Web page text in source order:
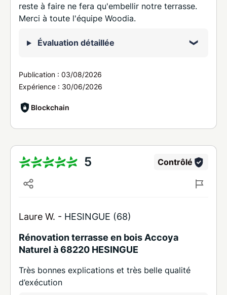
reste à faire ne fera qu'embellir notre terrasse.
Merci à toute l'équipe Woodia.
Évaluation détaillée
Publication : 03/08/2026
Expérience : 30/06/2026
Blockchain
5 Contrôlé
Laure W. - HESINGUE (68)
Rénovation terrasse en bois Accoya
Naturel à 68220 HESINGUE
Très bonnes explications et très belle qualité
d’exécution